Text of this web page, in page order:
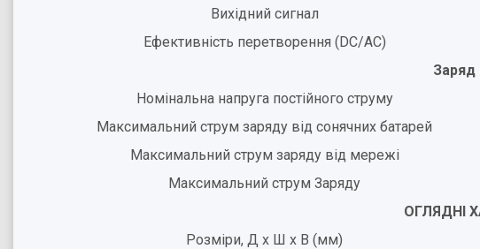
Вихідний сигнал
Ефективність перетворення (DC/АС)
Заряд
Номінальна напруга постійного струму
Максимальний струм заряду від сонячних батарей
Максимальний струм заряду від мережі
Максимальний струм Заряду
ОГЛЯДНІ
Розміри, Д x Ш x В (мм)